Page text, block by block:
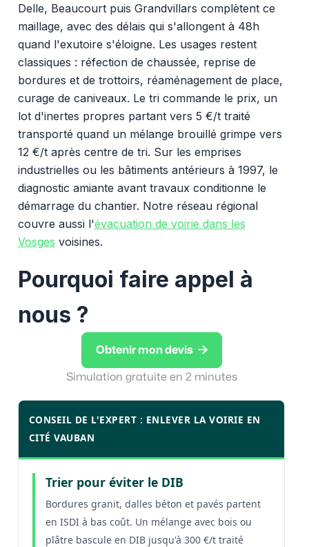
Delle, Beaucourt puis Grandvillars complètent ce
maillage, avec des délais qui s'allongent à 48h
quand l'exutoire s'éloigne. Les usages restent
classiques : réfection de chaussée, reprise de
bordures et de trottoirs, réaménagement de place,
curage de caniveaux. Le tri commande le prix, un
lot d'inertes propres partant vers 5 €/t traité
transporté quand un mélange brouillé grimpe vers
12 €/t après centre de tri. Sur les emprises
industrielles ou les bâtiments antérieurs à 1997, le
diagnostic amiante avant travaux conditionne le
démarrage du chantier. Notre réseau régional
couvre aussi l'évacuation de voirie dans les
Vosges voisines.
Pourquoi faire appel à
nous ?
Obtenir mon devis 
Simulation gratuite en 2 minutes
CONSEIL DE L'EXPERT : ENLEVER LA VOIRIE EN
CITÉ VAUBAN
Trier pour éviter le DIB
Bordures granit, dalles béton et pavés partent
en ISDI à bas coût. Un mélange avec bois ou
plâtre bascule en DIB jusqu'à 300 €/t traité